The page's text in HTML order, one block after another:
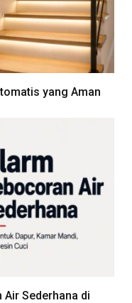
yang Aman
Sederhana di